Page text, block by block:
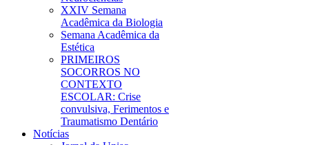
XXIV Semana
Acadêmica da Biologia
Semana Acadêmica da
Estética
PRIMEIROS
SOCORROS NO
CONTEXTO
ESCOLAR: Crise
convulsiva, Ferimentos e
Traumatismo Dentário
Notícias